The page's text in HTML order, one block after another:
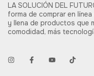
LA SOLUCIÓN DEL
forma de comprar en
y llena de productos que
comodidad, más